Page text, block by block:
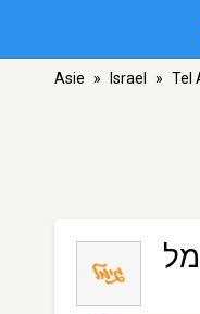
Asie » Israel » Tel